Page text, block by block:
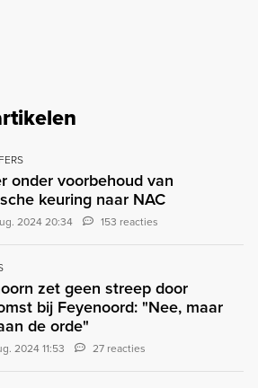
onder voorbehoud van
keuring naar NAC
2024 20:34 153 reacties
zet geen streep door
bij Feyenoord: "Nee, maar
de orde"
2024 11:53 27 reacties